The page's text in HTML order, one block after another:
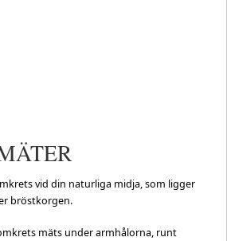
vid din naturliga midja, som ligger
bröstkorgen.
mäts under armhålorna, runt